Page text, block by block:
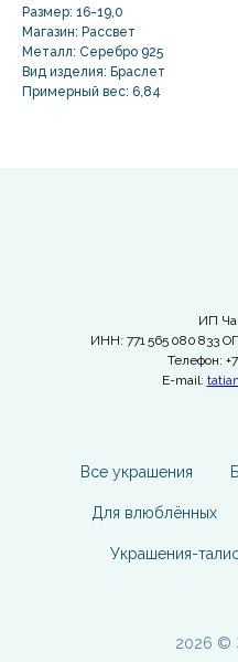
Размер: 16-19,0
Магазин: Рассвет
Металл: Серебро 925
Вид изделия: Браслет
Примерный вес: 6,84
ИП
ИНН: 771 565 080 833
Телефон:
E-mail:
Все украшения
Для влюблённых
Украшения-
2026 ©